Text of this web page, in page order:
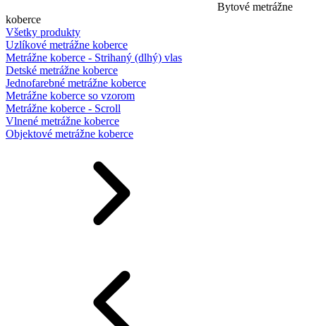
Bytové metrážne
koberce
Všetky produkty
Uzlíkové metrážne koberce
Metrážne koberce - Strihaný (dlhý) vlas
Detské metrážne koberce
Jednofarebné metrážne koberce
Metrážne koberce so vzorom
Metrážne koberce - Scroll
Vlnené metrážne koberce
Objektové metrážne koberce